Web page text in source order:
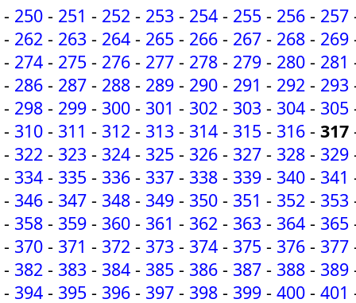
- 250 - 251 - 252 - 253 - 254 - 255 - 256 - 257
- 262 - 263 - 264 - 265 - 266 - 267 - 268 - 269
- 274 - 275 - 276 - 277 - 278 - 279 - 280 - 281
- 286 - 287 - 288 - 289 - 290 - 291 - 292 - 293
- 298 - 299 - 300 - 301 - 302 - 303 - 304 - 305
- 310 - 311 - 312 - 313 - 314 - 315 - 316 - 317
- 322 - 323 - 324 - 325 - 326 - 327 - 328 - 329
- 334 - 335 - 336 - 337 - 338 - 339 - 340 - 341
- 346 - 347 - 348 - 349 - 350 - 351 - 352 - 353
- 358 - 359 - 360 - 361 - 362 - 363 - 364 - 365
- 370 - 371 - 372 - 373 - 374 - 375 - 376 - 377
- 382 - 383 - 384 - 385 - 386 - 387 - 388 - 389
- 394 - 395 - 396 - 397 - 398 - 399 - 400 - 401